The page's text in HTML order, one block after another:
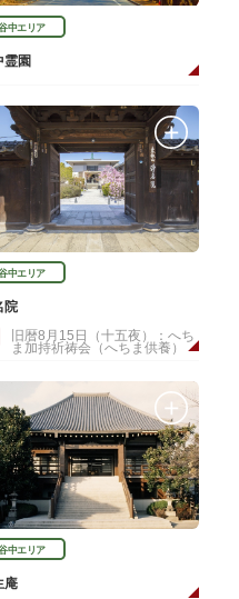
中エリア
霊園
中エリア
院
旧暦8月15日（十五夜）：へち
ま加持祈祷会（へちま供養）
中エリア
庵